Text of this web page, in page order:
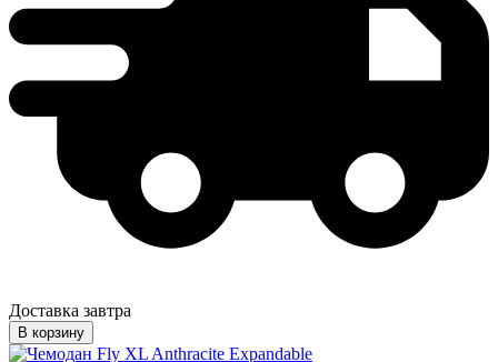
Доставка завтра
В корзину